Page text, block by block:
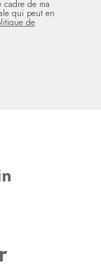
cadre de ma
qui peut en
de